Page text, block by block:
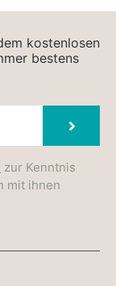
kostenlosen
bestens
zur Kenntnis
mit ihnen